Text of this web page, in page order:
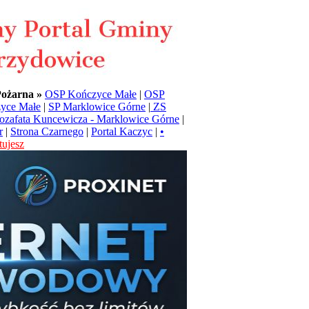
» OSP Kończyce Małe | OSP
Małe | SP Marklowice Górne | ZS
Kuncewicza - Marklowice Górne |
| Strona Czarnego | Portal Kaczyc | •